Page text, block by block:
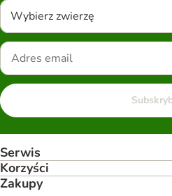
Wybierz zwierzę
Serwis
Korzyści
Zakupy